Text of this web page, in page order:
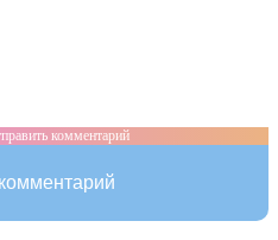
комментарий